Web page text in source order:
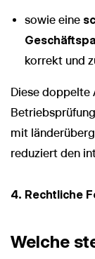
sowie eine
korrekt und
Diese doppelte
mit
reduziert den
4. Rechtliche
Welche
Wir nutzen
Webseite